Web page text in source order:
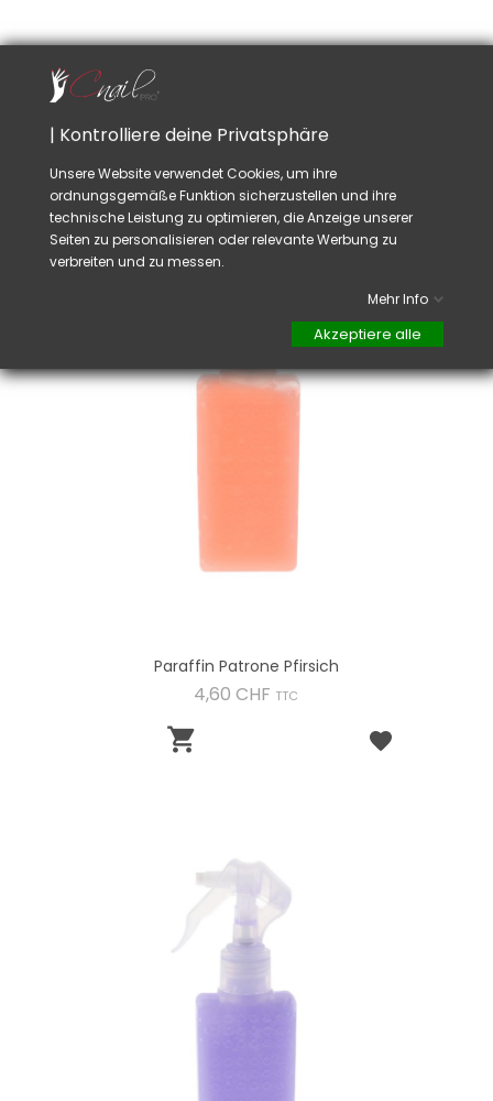

Paraffin Patrone Pfirsich
4,60 CHF Preis
TTC

| Kontrolliere deine Privatsphäre
Unsere Website verwendet Cookies, um ihre
ordnungsgemäße Funktion sicherzustellen und ihre
technische Leistung zu optimieren, die Anzeige unserer
Seiten zu personalisieren oder relevante Werbung zu
verbreiten und zu messen.
Mehr Info
Akzeptiere alle